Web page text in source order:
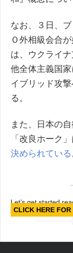
なお、３日、
Ｏ外相級会合
は、ウクライ
他全体主義国
イブリッド攻
る。
また、日本の
「改良ホーク
決められている
Let’s get started
CLICK HERE FOR